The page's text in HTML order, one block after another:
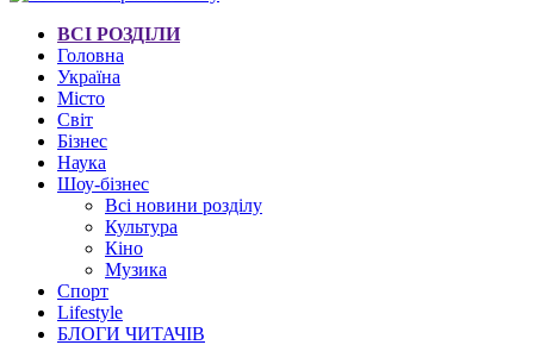
ВСІ РОЗДІЛИ
Головна
Україна
Місто
Світ
Бізнес
Наука
Шоу-бізнес
Всі новини розділу
Культура
Кіно
Музика
Спорт
Lifestyle
БЛОГИ ЧИТАЧІВ